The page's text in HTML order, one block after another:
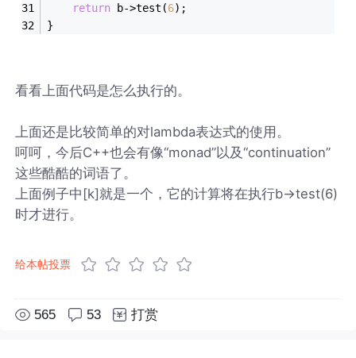
return b->test(6);
}
看看上面代码是怎么执行的。
上面还是比较简单的对lambda表达式的使用。
呵呵，今后C++也会有像“monad”以及“continuation”
这些酷酷的词语了。
上面例子中[k]就是一个，它的计算将在执行b->test(6)
时才进行。
给本帖投票
565 53 打赏